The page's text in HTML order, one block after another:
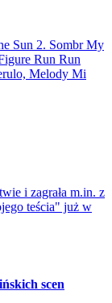
Sun 2. Sombr My
Run Run
Melody Mi
i zagrała m.in. z
teścia" już w
scen